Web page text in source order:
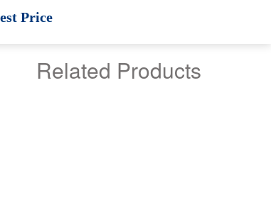
Price
Related Products